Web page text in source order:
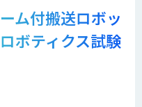
ム付搬送ロボッ
ボティクス試験